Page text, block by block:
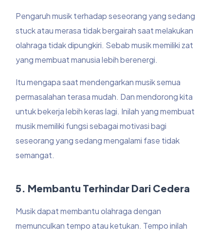
Pengaruh musik terhadap seseorang yang sedang
stuck atau merasa tidak bergairah saat melakukan
olahraga tidak dipungkiri. Sebab musik memiliki zat
yang membuat manusia lebih berenergi.
Itu mengapa saat mendengarkan musik semua
permasalahan terasa mudah. Dan mendorong kita
untuk bekerja lebih keras lagi. Inilah yang membuat
musik memiliki fungsi sebagai motivasi bagi
seseorang yang sedang mengalami fase tidak
semangat.
5. Membantu Terhindar Dari Cedera
Musik dapat membantu olahraga dengan
memunculkan tempo atau ketukan. Tempo inilah